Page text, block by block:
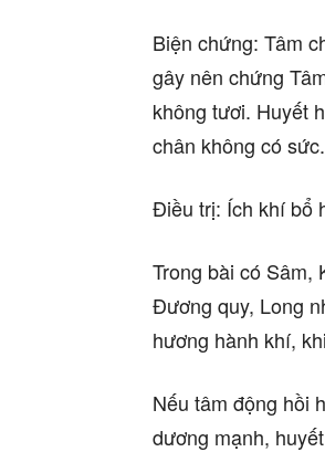
Biện chứng: Tâm
gây nên chứng
không tươi. Huyết
chân không có
Điều trị: Ích khí bổ
Trong bài có Sâm,
Đương quy, Long
hương hành khí,
Nếu tâm động hồi
dương mạnh,